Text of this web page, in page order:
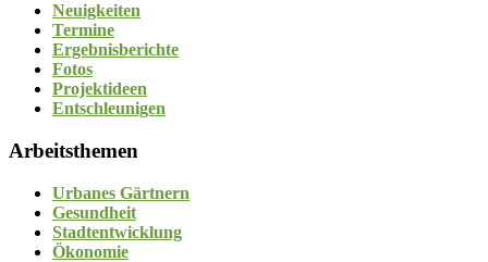
Neuigkeiten
Termine
Ergebnisberichte
Fotos
Projektideen
Entschleunigen
Arbeitsthemen
Urbanes Gärtnern
Gesundheit
Stadtentwicklung
Ökonomie